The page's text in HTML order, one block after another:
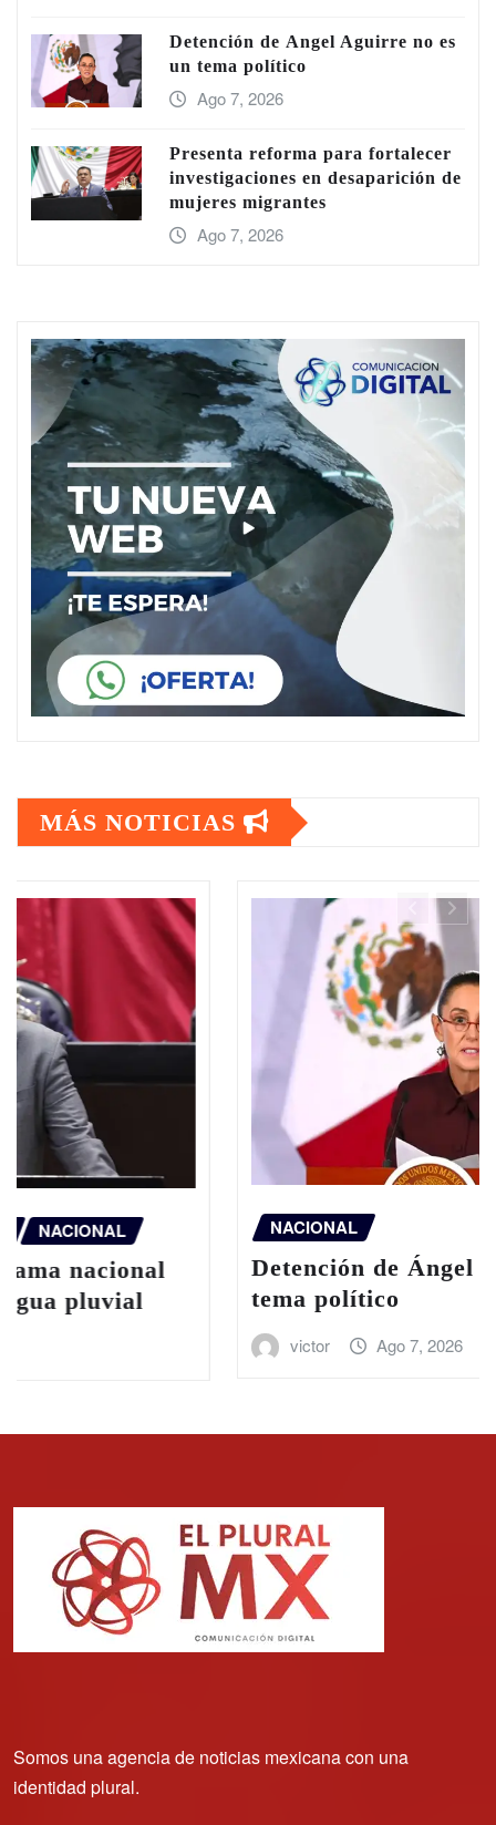
Detención de Ángel Aguirre no es
un tema político
Ago 7, 2026
Presenta reforma para fortalecer
investigaciones en desaparición de
mujeres migrantes
Ago 7, 2026
MÁS NOTICIAS
NACIONAL
Detención de Ángel Aguirre no es un
tema político
Somos una agencia de noticias mexicana con una
identidad plural.